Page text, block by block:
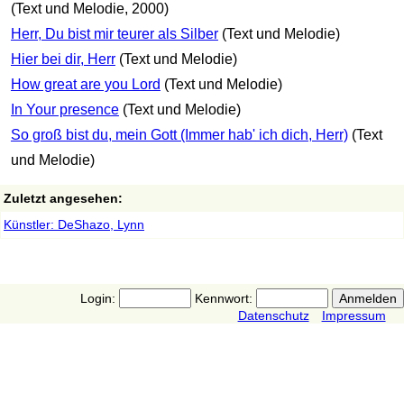
(Text und Melodie, 2000)
Herr, Du bist mir teurer als Silber (Text und Melodie)
Hier bei dir, Herr (Text und Melodie)
How great are you Lord (Text und Melodie)
In Your presence (Text und Melodie)
So groß bist du, mein Gott (Immer hab' ich dich, Herr) (Text
und Melodie)
Zuletzt angesehen:
Künstler: DeShazo, Lynn
Login:
Kennwort:
Datenschutz
Impressum